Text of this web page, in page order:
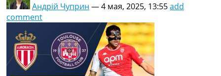
Андрій Чуприн —4 мая, 2025, 13:55add
comment